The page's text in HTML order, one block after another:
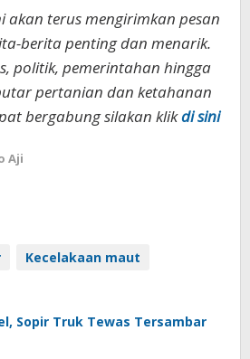
akan terus mengirimkan pesan
berita penting dan menarik.
politik, pemerintahan hingga
pertanian dan ketahanan
bergabung silakan klikdi sini
Aji
Kecelakaan maut
Sopir Truk Tewas Tersambar